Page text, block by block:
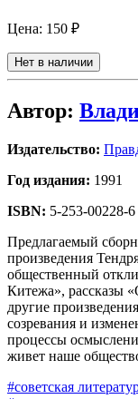
Цена: 150 ₽
Нет в наличии
Автор:
Издательство:
Год издания: 1991
ISBN: 5-253-00228-6
Предлагаемый
произведения
общественный
Китежа», рассказы
другие
созревания и
процессы
живет наше
#советская